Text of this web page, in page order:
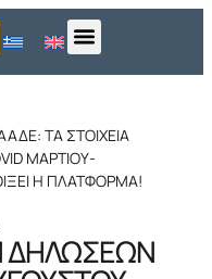
ΤΑ ΣΤΟΙΧΕΙΑ
ΜΑΡΤΙΟΥ-
Η ΠΛΑΤΦΟΡΜΑ!
ΔΗΛΩΣΕΩΝ